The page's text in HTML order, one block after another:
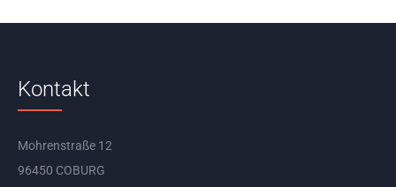
Kontakt
Mohrenstraße 12
96450 COBURG